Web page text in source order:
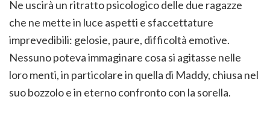
Ne uscirà un ritratto psicologico delle due ragazze
che ne mette in luce aspetti e sfaccettature
imprevedibili: gelosie, paure, difficoltà emotive.
Nessuno poteva immaginare cosa si agitasse nelle
loro menti, in particolare in quella di Maddy, chiusa nel
suo bozzolo e in eterno confronto con la sorella.